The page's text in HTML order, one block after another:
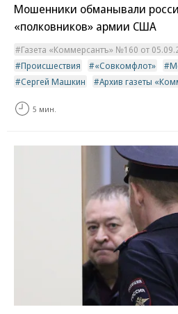
Мошенники обманывали
«полковников» армии США
Газета «Коммерсантъ» №160 от
Происшествия
«Совкомфлот»
Сергей Машкин
Архив газеты
5 мин.